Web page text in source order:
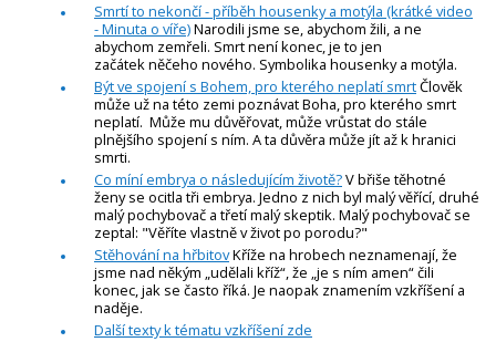
Smrtí to nekončí - příběh housenky a motýla (krátké video
- Minuta o víře)Narodili jsme se, abychom žili, a ne
abychom zemřeli. Smrt není konec, je to jen
začátek něčeho nového. Symbolika housenky a motýla.
Být ve spojení s Bohem, pro kterého neplatí smrtČlověk
může už na této zemi poznávat Boha, pro kterého smrt
neplatí. Může mu důvěřovat, může vrůstat do stále
plnějšího spojení s ním. A ta důvěra může jít až k hranici
smrti.
Co míní embrya o následujícím životě?V břiše těhotné
ženy se ocitla tři embrya. Jedno z nich byl malý věřící, druhé
malý pochybovač a třetí malý skeptik. Malý pochybovač se
zeptal: "Věříte vlastně v život po porodu?"
Stěhování na hřbitovKříže na hrobech neznamenají, že
jsme nad někým „udělali kříž“, že „je s ním amen“ čili
konec, jak se často říká. Je naopak znamením vzkříšení a
naděje.
Další texty k tématu vzkříšení zde